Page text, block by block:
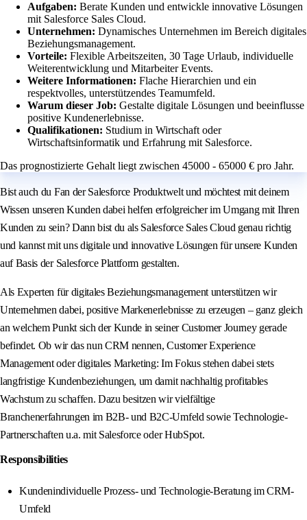
Aufgaben: Berate Kunden und entwickle innovative Lösungen
mit Salesforce Sales Cloud.
Unternehmen: Dynamisches Unternehmen im Bereich digitales
Beziehungsmanagement.
Vorteile: Flexible Arbeitszeiten, 30 Tage Urlaub, individuelle
Weiterentwicklung und Mitarbeiter Events.
Weitere Informationen: Flache Hierarchien und ein
respektvolles, unterstützendes Teamumfeld.
Warum dieser Job: Gestalte digitale Lösungen und beeinflusse
positive Kundenerlebnisse.
Qualifikationen: Studium in Wirtschaft oder
Wirtschaftsinformatik und Erfahrung mit Salesforce.
Das prognostizierte Gehalt liegt zwischen 45000 - 65000 € pro Jahr.
Bist auch du Fan der Salesforce Produktwelt und möchtest mit deinem
Wissen unseren Kunden dabei helfen erfolgreicher im Umgang mit Ihren
Kunden zu sein? Dann bist du als Salesforce Sales Cloud genau richtig
und kannst mit uns digitale und innovative Lösungen für unsere Kunden
auf Basis der Salesforce Plattform gestalten.
Als Experten für digitales Beziehungsmanagement unterstützen wir
Unternehmen dabei, positive Markenerlebnisse zu erzeugen – ganz gleich
an welchem Punkt sich der Kunde in seiner Customer Journey gerade
befindet. Ob wir das nun CRM nennen, Customer Experience
Management oder digitales Marketing: Im Fokus stehen dabei stets
langfristige Kundenbeziehungen, um damit nachhaltig profitables
Wachstum zu schaffen. Dazu besitzen wir vielfältige
Branchenerfahrungen im B2B- und B2C-Umfeld sowie Technologie-
Partnerschaften u.a. mit Salesforce oder HubSpot.
Responsibilities
Kundenindividuelle Prozess- und Technologie-Beratung im CRM-
Umfeld